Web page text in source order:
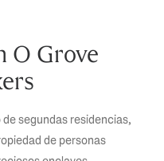
O Grove
segundas residencias,
de personas